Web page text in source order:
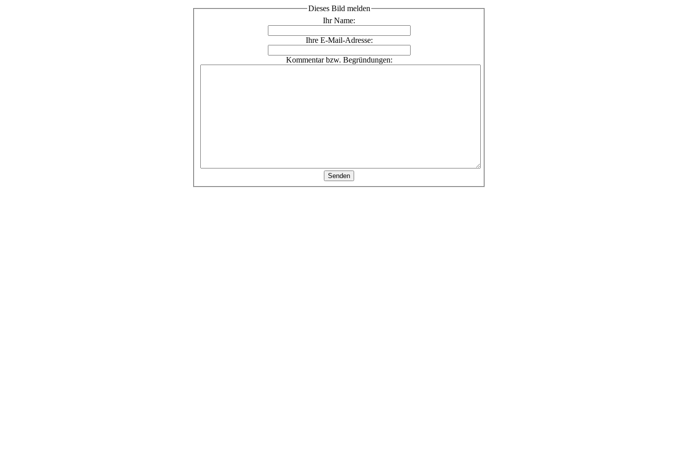
Dieses Bild melden
Ihr Name:
Ihre E-Mail-Adresse:
Kommentar bzw. Begründungen: